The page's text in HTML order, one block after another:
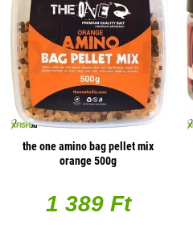
the one amino bag pellet mix
orange 500g
1 389 Ft